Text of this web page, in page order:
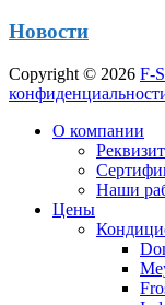
Новости
Copyright © 2026 F-
вверх
О компании
Наши
Цены